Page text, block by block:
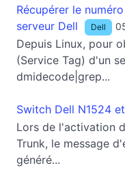
Récupérer le
serveur Dell
Dell
Depuis Linux, pour
(Service Tag) d'un
dmidecode|grep...
Switch Dell N1524
Lors de l'activation
Trunk, le message
généré...